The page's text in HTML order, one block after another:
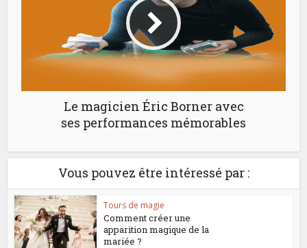
Le magicien Éric Borner avec
ses performances mémorables
Vous pouvez être intéressé par :
Tours de magie
Comment créer une
apparition magique de la
mariée ?